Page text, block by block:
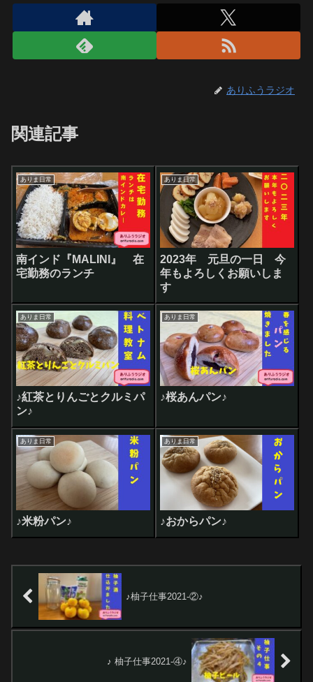
ありふうラジオ
関連記事
ありま日常
南インド『MALINI』 在
宅勤務のランチ
ありま日常
2023年 元旦の一日 今
年もよろしくお願いしま
す
ありま日常
♪紅茶とりんごとクルミパ
ン♪
ありま日常
♪桜あんパン♪
ありま日常
♪米粉パン♪
ありま日常
♪おからパン♪
♪柚子仕事2021-②♪
♪ 柚子仕事2021-④♪